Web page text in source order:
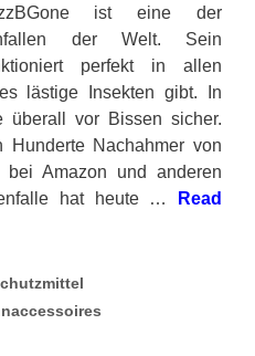
ist eine der
der Welt. Sein
perfekt in allen
lästige Insekten gibt. In
überall vor Bissen sicher.
Nachahmer von
bei Amazon und anderen
hat heute …
Read